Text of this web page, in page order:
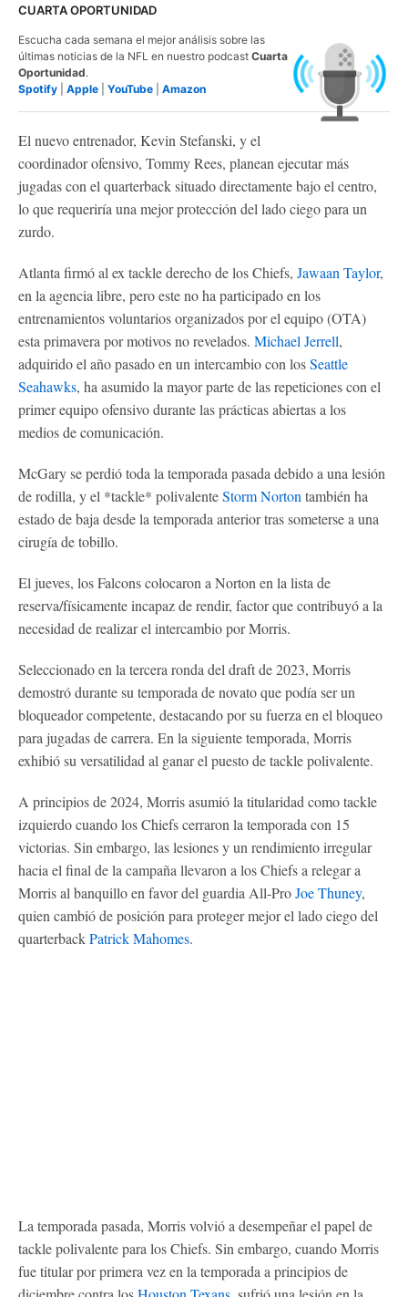
CUARTA OPORTUNIDAD
Escucha cada semana el mejor análisis sobre las
últimas noticias de la NFL en nuestro podcast Cuarta
Oportunidad.
Spotify
Apple YouTube Amazon
El nuevo entrenador, Kevin Stefanski, y el
coordinador ofensivo, Tommy Rees, planean ejecutar más
jugadas con el quarterback situado directamente bajo el centro,
lo que requeriría una mejor protección del lado ciego para un
zurdo.
Atlanta firmó al ex tackle derecho de los Chiefs, Jawaan Taylor,
en la agencia libre, pero este no ha participado en los
entrenamientos voluntarios organizados por el equipo (OTA)
esta primavera por motivos no revelados. Michael Jerrell,
adquirido el año pasado en un intercambio con losSeattle
Seahawks, ha asumido la mayor parte de las repeticiones con el
primer equipo ofensivo durante las prácticas abiertas a los
medios de comunicación.
McGary se perdió toda la temporada pasada debido a una lesión
de rodilla, y el *tackle* polivalenteStorm Norton también ha
estado de baja desde la temporada anterior tras someterse a una
cirugía de tobillo.
El jueves, los Falcons colocaron a Norton en la lista de
reserva/físicamente incapaz de rendir, factor que contribuyó a la
necesidad de realizar el intercambio por Morris.
Seleccionado en la tercera ronda del draft de 2023, Morris
demostró durante su temporada de novato que podía ser un
bloqueador competente, destacando por su fuerza en el bloqueo
para jugadas de carrera. En la siguiente temporada, Morris
exhibió su versatilidad al ganar el puesto de tackle polivalente.
A principios de 2024, Morris asumió la titularidad como tackle
izquierdo cuando los Chiefs cerraron la temporada con 15
victorias. Sin embargo, las lesiones y un rendimiento irregular
hacia el final de la campaña llevaron a los Chiefs a relegar a
Morris al banquillo en favor del guardia All-ProJoe Thuney,
quien cambió de posición para proteger mejor el lado ciego del
quarterbackPatrick Mahomes.
La temporada pasada, Morris volvió a desempeñar el papel de
tackle polivalente para los Chiefs. Sin embargo, cuando Morris
fue titular por primera vez en la temporada a principios de